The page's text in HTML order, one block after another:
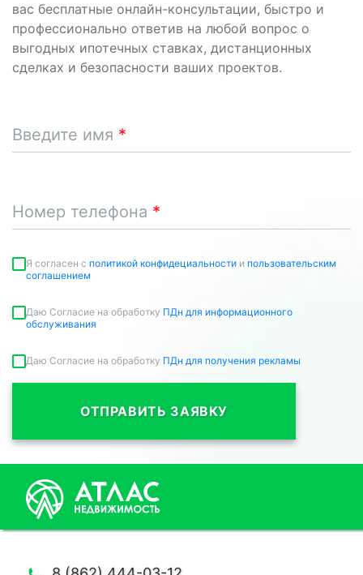
вас бесплатные онлайн-консультации, быстро и
профессионально ответив на любой вопрос о
выгодных ипотечных ставках, дистанционных
сделках и безопасности ваших проектов.
Введите имя
Номер телефона
Я согласен c политикой конфидециальности и пользовательским
соглашением
Даю Согласие на обработку ПДн для информационного
обслуживания
Даю Согласие на обработку ПДн для получения рекламы
ОТПРАВИТЬ ЗАЯВКУ